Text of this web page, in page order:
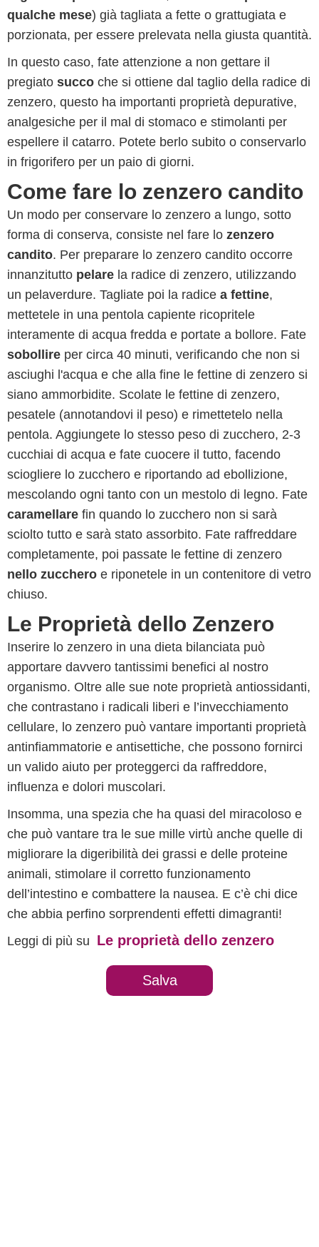
qualche mese) già tagliata a fette o grattugiata e
porzionata, per essere prelevata nella giusta quantità.
In questo caso, fate attenzione a non gettare il
pregiato succo che si ottiene dal taglio della radice di
zenzero, questo ha importanti proprietà depurative,
analgesiche per il mal di stomaco e stimolanti per
espellere il catarro. Potete berlo subito o conservarlo
in frigorifero per un paio di giorni.
Come fare lo zenzero candito
Un modo per conservare lo zenzero a lungo, sotto
forma di conserva, consiste nel fare lo zenzero
candito. Per preparare lo zenzero candito occorre
innanzitutto pelare la radice di zenzero, utilizzando
un pelaverdure. Tagliate poi la radice a fettine,
mettetele in una pentola capiente ricopritele
interamente di acqua fredda e portate a bollore. Fate
sobollire per circa 40 minuti, verificando che non si
asciughi l'acqua e che alla fine le fettine di zenzero si
siano ammorbidite. Scolate le fettine di zenzero,
pesatele (annotandovi il peso) e rimettetelo nella
pentola. Aggiungete lo stesso peso di zucchero, 2-3
cucchiai di acqua e fate cuocere il tutto, facendo
sciogliere lo zucchero e riportando ad ebollizione,
mescolando ogni tanto con un mestolo di legno. Fate
caramellare fin quando lo zucchero non si sarà
sciolto tutto e sarà stato assorbito. Fate raffreddare
completamente, poi passate le fettine di zenzero
nello zucchero e riponetele in un contenitore di vetro
chiuso.
Le Proprietà dello Zenzero
Inserire lo zenzero in una dieta bilanciata può
apportare davvero tantissimi benefici al nostro
organismo. Oltre alle sue note proprietà antiossidanti,
che contrastano i radicali liberi e l’invecchiamento
cellulare, lo zenzero può vantare importanti proprietà
antinfiammatorie e antisettiche, che possono fornirci
un valido aiuto per proteggerci da raffreddore,
influenza e dolori muscolari.
Insomma, una spezia che ha quasi del miracoloso e
che può vantare tra le sue mille virtù anche quelle di
migliorare la digeribilità dei grassi e delle proteine
animali, stimolare il corretto funzionamento
dell’intestino e combattere la nausea. E c’è chi dice
che abbia perfino sorprendenti effetti dimagranti!
Leggi di più su Le proprietà dello zenzero
Salva